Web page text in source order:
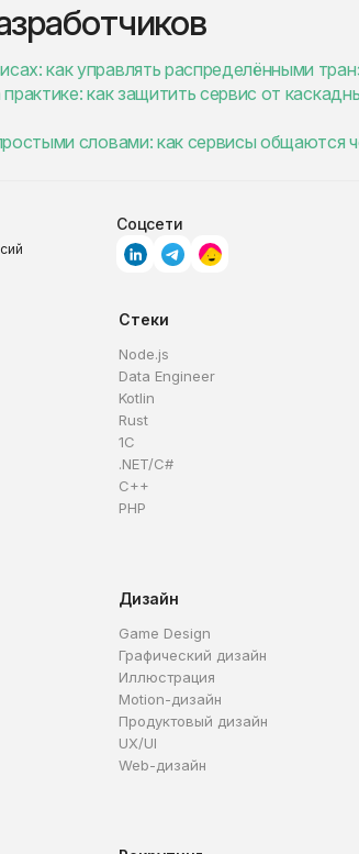
как управлять распределёнными
как защитить сервис от
словами: как сервисы общаются
Соцсети
Стеки
Node.js
Data Engineer
Kotlin
Rust
1C
.NET/C#
C++
PHP
Дизайн
Game Design
Графический дизайн
Иллюстрация
Motion-дизайн
Продуктовый дизайн
UX/UI
Web-дизайн